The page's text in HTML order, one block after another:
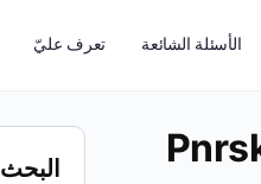
الأسئلة الشائعة تعرف عليّ
البحث